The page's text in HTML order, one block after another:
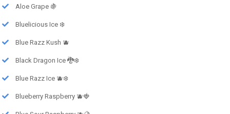
Aloe Grape 🍇
Bluelicious Ice ❄️
Blue Razz Kush 🫐
Black Dragon Ice 🐉❄️
Blue Razz Ice 🫐❄️
Blueberry Raspberry 🫐🍓